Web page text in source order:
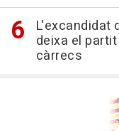
L'excandidat
deixa el
càrrecs